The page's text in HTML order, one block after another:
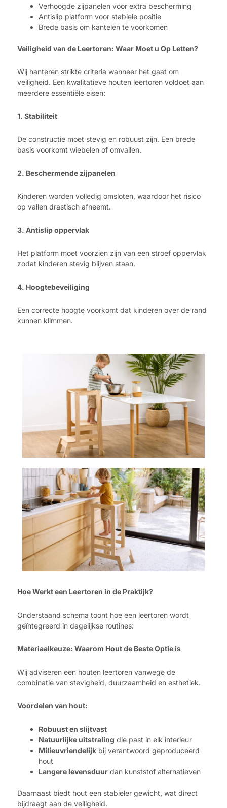
Verhoogde zijpanelen voor extra bescherming
Antislip platform voor stabiele positie
Brede basis om kantelen te voorkomen
Veiligheid van de Leertoren: Waar Moet u Op Letten?
Wij hanteren strikte criteria wanneer het gaat om
veiligheid. Een kwalitatieve houten leertoren voldoet aan
meerdere essentiële eisen:
1. Stabiliteit
De constructie moet stevig en robuust zijn. Een brede
basis voorkomt wiebelen of omvallen.
2. Beschermende zijpanelen
Kinderen worden volledig omsloten, waardoor het risico
op vallen drastisch afneemt.
3. Antislip oppervlak
Het platform moet voorzien zijn van een stroef oppervlak
zodat kinderen stevig blijven staan.
4. Hoogtebeveiliging
Een correcte hoogte voorkomt dat kinderen over de rand
kunnen klimmen.
Hoe Werkt een Leertoren in de Praktijk?
Onderstaand schema toont hoe een leertoren wordt
geïntegreerd in dagelijkse routines:
Materiaalkeuze: Waarom Hout de Beste Optie is
Wij adviseren een houten leertoren vanwege de
combinatie van stevigheid, duurzaamheid en esthetiek.
Voordelen van hout:
Robuust en slijtvast
Natuurlijke uitstraling die past in elk interieur
Milieuvriendelijk bij verantwoord geproduceerd
hout
Langere levensduur dan kunststof alternatieven
Daarnaast biedt hout een stabieler gewicht, wat direct
bijdraagt aan de veiligheid.